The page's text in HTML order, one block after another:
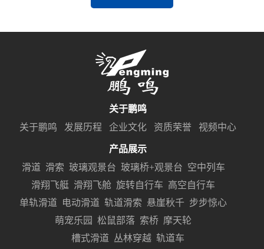
关于鹏鸣
关于鹏鸣
发展历程 企业文化 资质荣誉 视频中心
产品展示
滑道 滑索 玻璃观景台 玻璃桥+观景台 空中列车
滑翔飞艇 滑翔飞舱 旋转自行车 高空自行车
单轨滑道
电动滑道 轨道滑索 悬崖秋千 步步惊心
萌宠乐园
松鼠部落 索桥 摩天轮
槽式滑道 丛林穿越 轨道车